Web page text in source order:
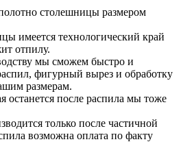
столешницы размером
имеется технологический край
отпилу.
мы сможем быстро и
фигурный вырез и обработку
размерам.
останется после распила мы тоже
только после частичной
возможна оплата по факту